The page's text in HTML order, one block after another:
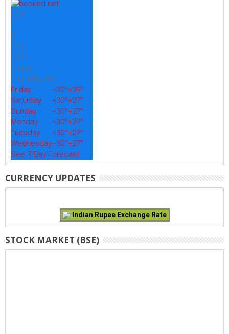
+29
°
C
+30°
+27°
Thane
Thursday, 06
Friday
+30°+26°
Saturday
+30°+27°
Sunday
+30°+27°
Monday
+30°+27°
Tuesday
+30°+27°
Wednesday+30°+27°
See 7-Day Forecast
CURRENCY UPDATES
Indian Rupee Exchange Rate
STOCK MARKET (BSE)